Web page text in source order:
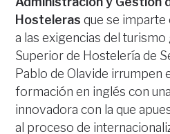
Hosteleras que se imparte
a las exigencias del turismo
Superior de Hostelería de
Pablo de Olavide irrumpen
formación en inglés con
innovadora con la que
al proceso de